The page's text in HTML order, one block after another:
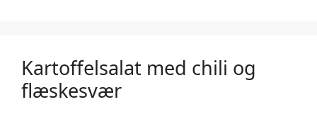
Kartoffelsalat med chili og
flæskesvær